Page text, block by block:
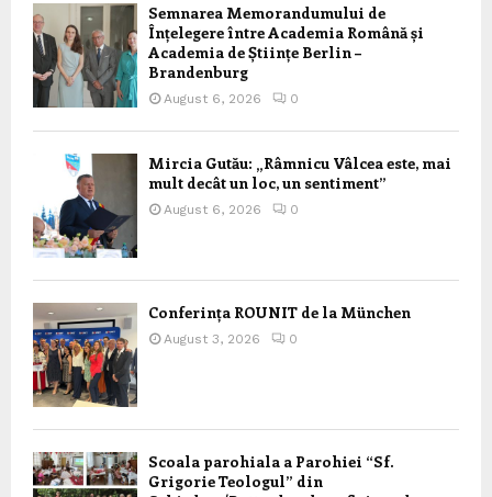
Semnarea Memorandumului de
Înțelegere între Academia Română și
Academia de Științe Berlin –
Brandenburg
August 6, 2026 0
Mircia Gutău: „Râmnicu Vâlcea este, mai
mult decât un loc, un sentiment”
August 6, 2026 0
Conferința ROUNIT de la München
August 3, 2026 0
Scoala parohiala a Parohiei “Sf.
Grigorie Teologul” din